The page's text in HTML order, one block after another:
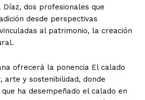
Díaz, dos profesionales que
desde perspectivas
al patrimonio, la creación
ofrecerá la ponencia El calado
arte y sostenibilidad, donde
ha desempeñado el calado en